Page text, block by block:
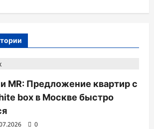
MR: Предложение квартир с
box в Москве быстро
0